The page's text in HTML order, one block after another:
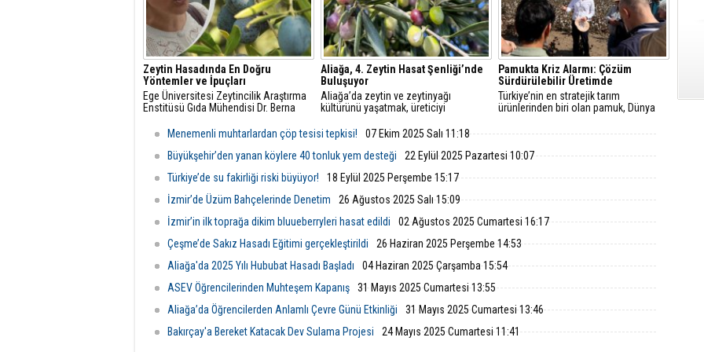
Zeytin Hasadında En Doğru
Yöntemler ve İpuçları
Ege Üniversitesi Zeytincilik Araştırma
Enstitüsü Gıda Mühendisi Dr. Berna
edilmesi gereken en önemli noktalara
Aliağa, 4. Zeytin Hasat Şenliği’nde
Buluşuyor
Aliağa’da zeytin ve zeytinyağı
kültürünü yaşatmak, üreticiyi
Şenliği, 21 Ekim 2025 Salı günü saat
10.30'da Çıtak Meydanı'nda
düzenlenecek.
Pamukta Kriz Alarmı: Çözüm
Sürdürülebilir Üretimde
Türkiye’nin en stratejik tarım
ürünlerinden biri olan pamuk, Dünya
kez daha gündeme taşındı.
Menemenli muhtarlardan çöp tesisi tepkisi!
07 Ekim 2025 Salı 11:18
Büyükşehir’den yanan köylere 40 tonluk yem desteği
22 Eylül 2025 Pazartesi 10:07
Türkiye’de su fakirliği riski büyüyor!
18 Eylül 2025 Perşembe 15:17
İzmir’de Üzüm Bahçelerinde Denetim
26 Ağustos 2025 Salı 15:09
İzmir’in ilk toprağa dikim bluueberryleri hasat edildi
02 Ağustos 2025 Cumartesi 16:17
Çeşme’de Sakız Hasadı Eğitimi gerçekleştirildi
26 Haziran 2025 Perşembe 14:53
Aliağa'da 2025 Yılı Hububat Hasadı Başladı
04 Haziran 2025 Çarşamba 15:54
ASEV Öğrencilerinden Muhteşem Kapanış
31 Mayıs 2025 Cumartesi 13:55
Aliağa’da Öğrencilerden Anlamlı Çevre Günü Etkinliği
31 Mayıs 2025 Cumartesi 13:46
Bakırçay'a Bereket Katacak Dev Sulama Projesi
24 Mayıs 2025 Cumartesi 11:41